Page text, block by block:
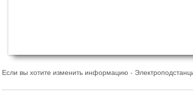
Если вы хотите изменить информацию -